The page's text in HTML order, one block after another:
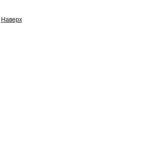
Наверх